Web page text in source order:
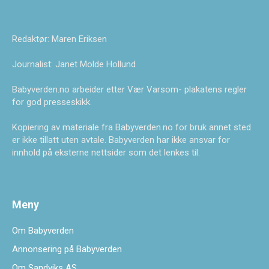
Redaktør: Maren Eriksen
Journalist: Janet Molde Hollund
Babyverden.no arbeider etter Vær Varsom- plakatens regler
for god presseskikk.
Kopiering av materiale fra Babyverden.no for bruk annet sted
er ikke tillatt uten avtale. Babyverden har ikke ansvar for
innhold på eksterne nettsider som det lenkes til.
Meny
Om Babyverden
Annonsering på Babyverden